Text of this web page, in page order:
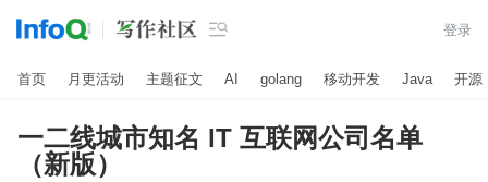
 登录
首页 月更活动 主题征文 AI golang 移动开发 Java 开源
一二线城市知名 IT 互联网公司名单
（新版）